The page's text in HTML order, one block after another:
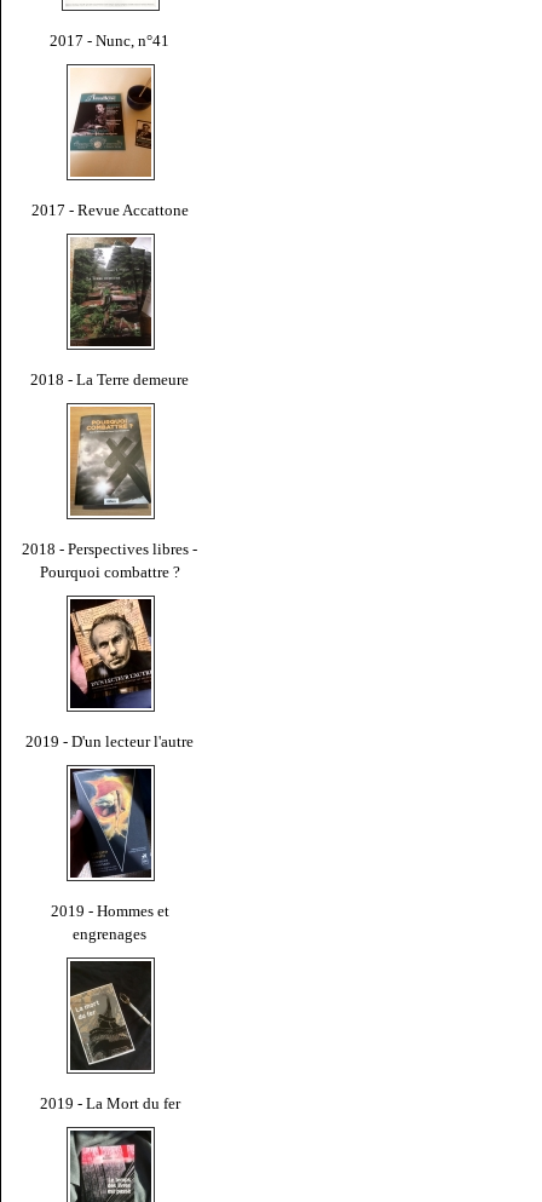
2017 - Nunc, n°41
2017 - Revue Accattone
2018 - La Terre demeure
2018 - Perspectives libres -
Pourquoi combattre ?
2019 - D'un lecteur l'autre
2019 - Hommes et
engrenages
2019 - La Mort du fer